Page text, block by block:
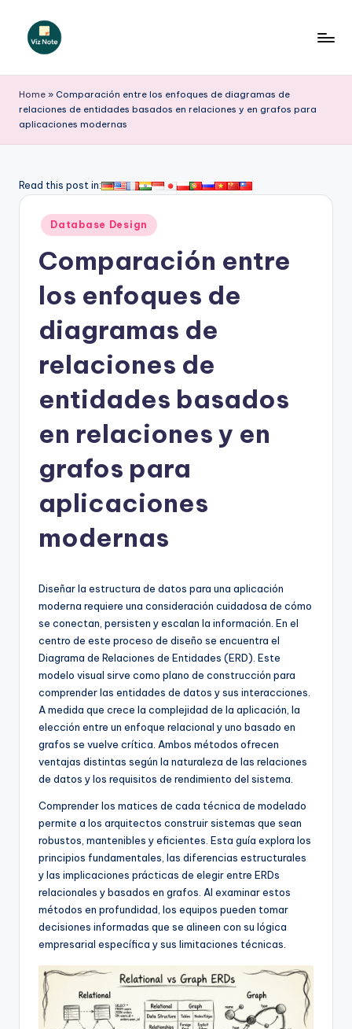
Saltar
iz
N
o
e
ni
A
si
&
S
o
w
d
Home » Comparación entre los enfoques de diagramas de
relaciones de entidades basados en relaciones y en grafos para
aplicaciones modernas
Read this post in:
Publicado
en
Database Design
Comparación entre
los enfoques de
diagramas de
relaciones de
entidades basados
en relaciones y en
grafos para
aplicaciones
modernas
Diseñar la estructura de datos para una aplicación
moderna requiere una consideración cuidadosa de cómo
se conectan, persisten y escalan la información. En el
centro de este proceso de diseño se encuentra el
Diagrama de Relaciones de Entidades (ERD). Este
modelo visual sirve como plano de construcción para
comprender las entidades de datos y sus interacciones.
A medida que crece la complejidad de la aplicación, la
elección entre un enfoque relacional y uno basado en
grafos se vuelve crítica. Ambos métodos ofrecen
ventajas distintas según la naturaleza de las relaciones
de datos y los requisitos de rendimiento del sistema.
Comprender los matices de cada técnica de modelado
permite a los arquitectos construir sistemas que sean
robustos, mantenibles y eficientes. Esta guía explora los
principios fundamentales, las diferencias estructurales
y las implicaciones prácticas de elegir entre ERDs
relacionales y basados en grafos. Al examinar estos
métodos en profundidad, los equipos pueden tomar
decisiones informadas que se alineen con su lógica
empresarial específica y sus limitaciones técnicas.